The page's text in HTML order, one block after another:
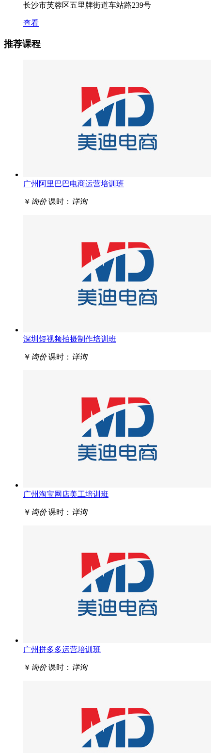
长沙市芙蓉区五里牌街道车站路239号
查看
推荐课程
广州阿里巴巴电商运营培训班
￥ 询价 课时： 详询
深圳短视频拍摄制作培训班
￥ 询价 课时： 详询
广州淘宝网店美工培训班
￥ 询价 课时： 详询
广州拼多多运营培训班
￥ 询价 课时： 详询